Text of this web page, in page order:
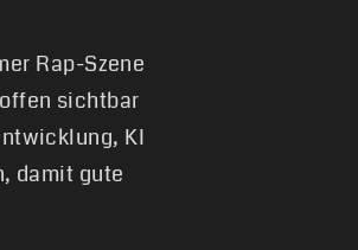
Rap-Szene
sichtbar
KI
damit gute